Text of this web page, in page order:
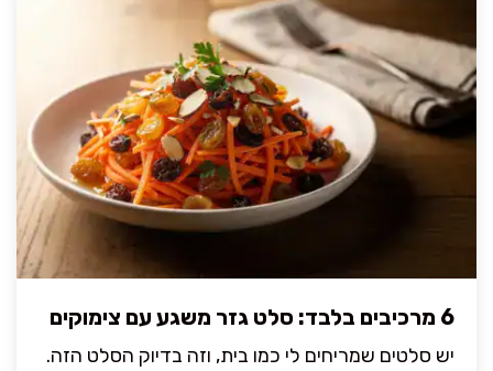
6 מרכיבים בלבד: סלט גזר משגע עם צימוקים
יש סלטים שמריחים לי כמו בית, וזה בדיוק הסלט הזה.